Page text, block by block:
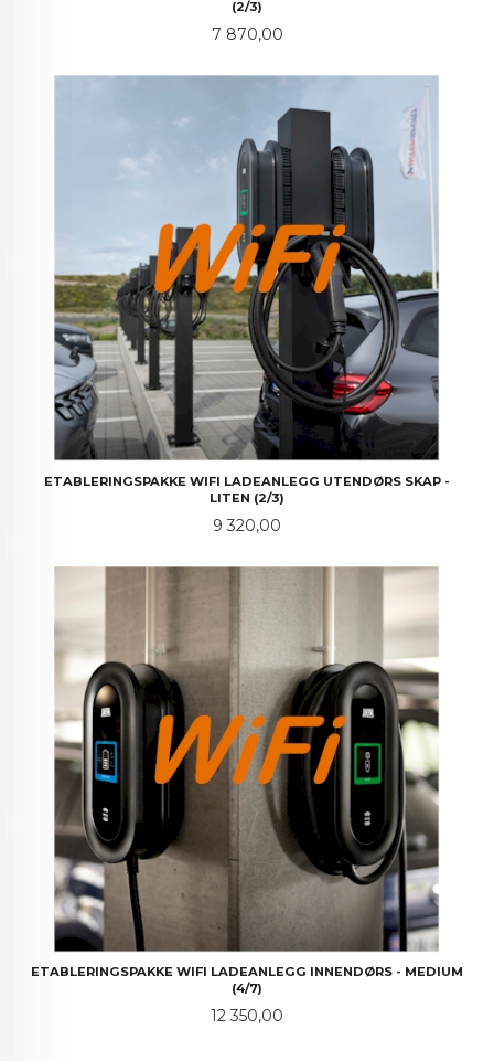
(2/3)
Pris
7 870,00
ETABLERINGSPAKKE WIFI LADEANLEGG UTENDØRS SKAP -
LITEN (2/3)
Pris
9 320,00
ETABLERINGSPAKKE WIFI LADEANLEGG INNENDØRS - MEDIUM
(4/7)
Pris
12 350,00